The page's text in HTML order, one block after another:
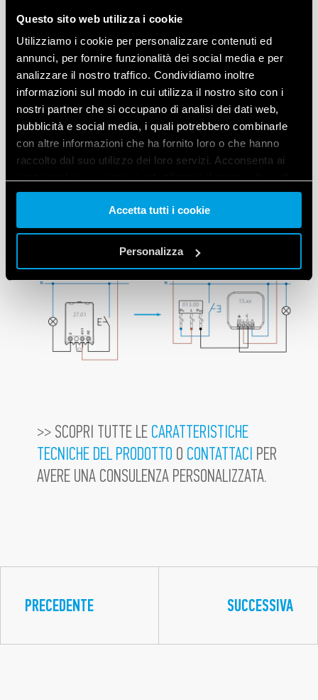
Questo sito web utilizza i cookie
Utilizziamo i cookie per personalizzare contenuti ed
annunci, per fornire funzionalità dei social media e per
analizzare il nostro traffico. Condividiamo inoltre
informazioni sul modo in cui utilizza il nostro sito con i
nostri partner che si occupano di analisi dei dati web,
pubblicità e social media, i quali potrebbero combinarle
con altre informazioni che ha fornito loro o che hanno
raccolto dal suo utilizzo dei loro servizi. Acconsenta ai
Vai alla Cookie Policy complet a
Accetta tutti i cookie
Personalizza
l’impostazione della funzione S0x.
Sostituzione di un relè con undimmer di ultima
generazione Finder.
>> SCOPRI TUTTE LE CARATTERISTICHE
TECNICHE DEL PRODOTTO O CONTATTACI PER
AVERE UNA CONSULENZA PERSONALIZZATA.
PRECEDENTE SUCCESSIVA